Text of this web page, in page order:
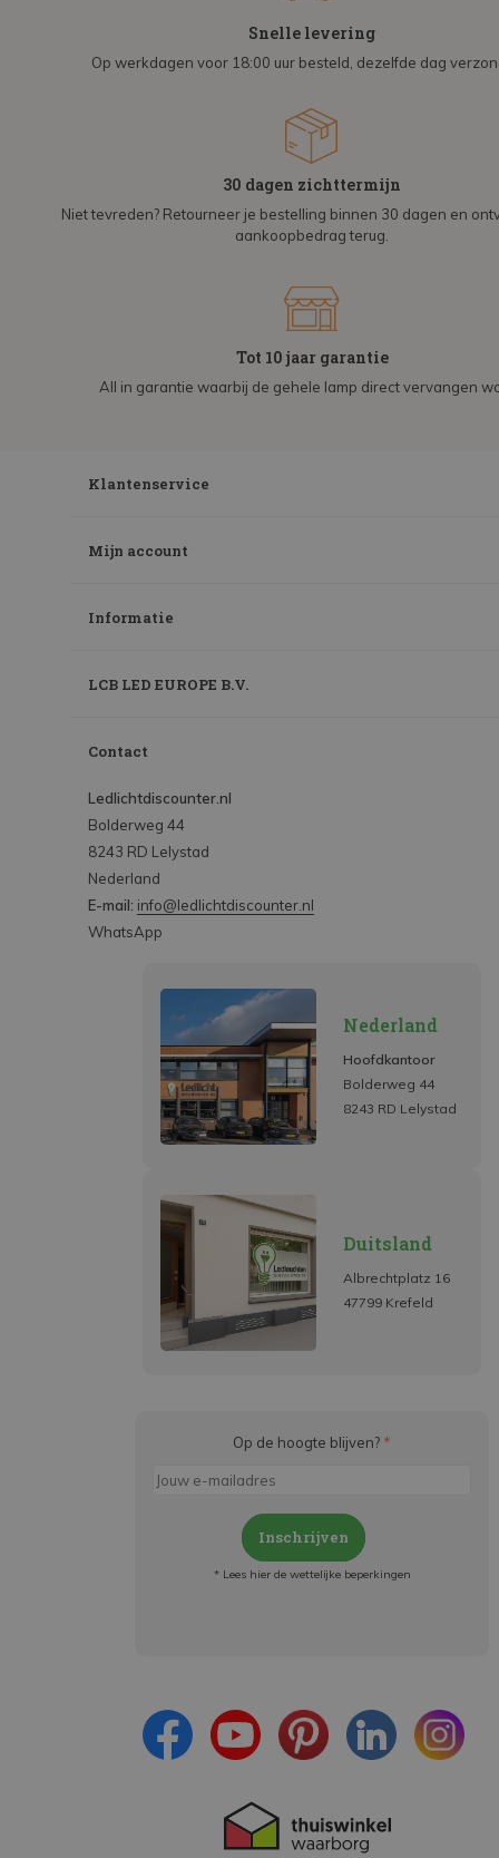
Snelle levering
Op werkdagen voor 18:00 uur besteld, dezelfde dag
30 dagen zichttermijn
Niet tevreden? Retourneer je bestelling binnen 30 dagen en
aankoopbedrag terug.
Tot 10 jaar garantie
All in garantie waarbij de gehele lamp direct vervangen
Klantenservice
Mijn account
Informatie
LCB LED EUROPE B.V.
Contact
Ledlichtdiscounter.nl
Bolderweg 44
8243 RD Lelystad
Nederland
E-mail: info@ledlichtdiscounter.nl
WhatsApp
Nederland
Hoofdkantoor
Bolderweg 44
8243 RD Lelystad
Duitsland
Albrechtplatz 16
47799 Krefeld
Op de hoogte blijven? *
Inschrijven
* Lees hier de wettelijke beperkingen